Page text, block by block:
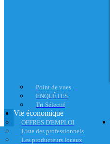
Point de vues
ENQUÊTES
Tri Sélectif
Vie économique
OFFRES D'EMPLOI
Liste des professionnels
Les producteurs locaux